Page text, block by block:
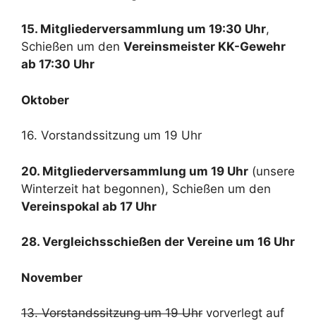
15. Mitgliederversammlung um 19:30 Uhr,
Schießen um den Vereinsmeister KK-Gewehr
ab 17:30 Uhr
Oktober
16. Vorstandssitzung um 19 Uhr
20. Mitgliederversammlung um 19 Uhr (unsere
Winterzeit hat begonnen), Schießen um den
Vereinspokal ab 17 Uhr
28. Vergleichsschießen der Vereine um 16 Uhr
November
13. Vorstandssitzung um 19 Uhr vorverlegt auf